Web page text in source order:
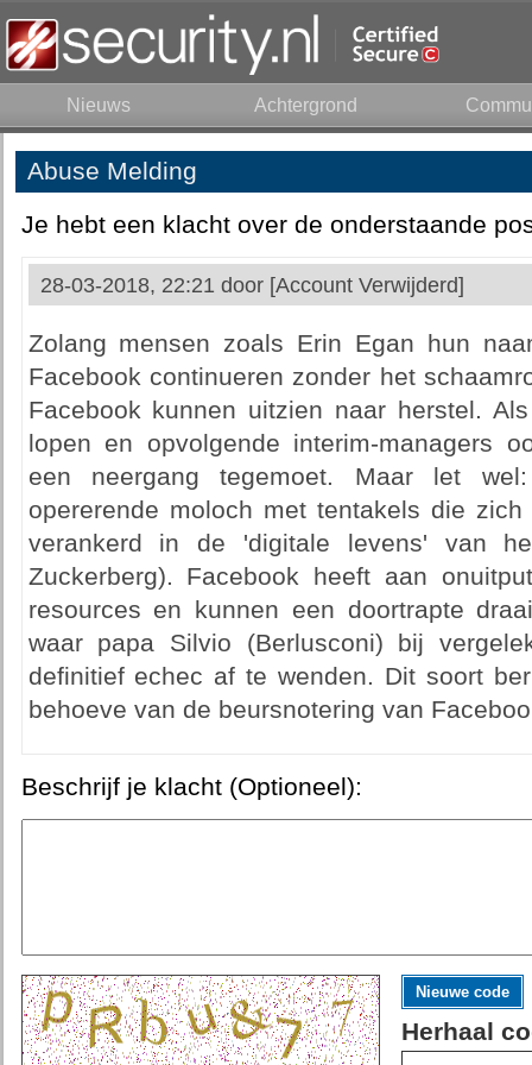
Nieuws Achtergrond
Abuse Melding
Je hebt een klacht over de onderstaande
28-03-2018, 22:21 door [Account Verwijderd]
Zolang mensen zoals Erin Egan hun
Facebook continueren zonder het
Facebook kunnen uitzien naar herstel.
lopen en opvolgende interim-managers
een neergang tegemoet. Maar let
opererende moloch met tentakels die
verankerd in de 'digitale levens' van
Zuckerberg). Facebook heeft aan
resources en kunnen een doortrapte
waar papa Silvio (Berlusconi) bij
definitief echec af te wenden. Dit soort
behoeve van de beursnotering van
Beschrijf je klacht (Optioneel):
Nieuwe code
Herhaal